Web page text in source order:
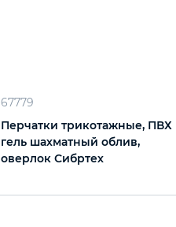
67779
Перчатки трикотажные, ПВХ
гель шахматный облив,
оверлок Сибртех